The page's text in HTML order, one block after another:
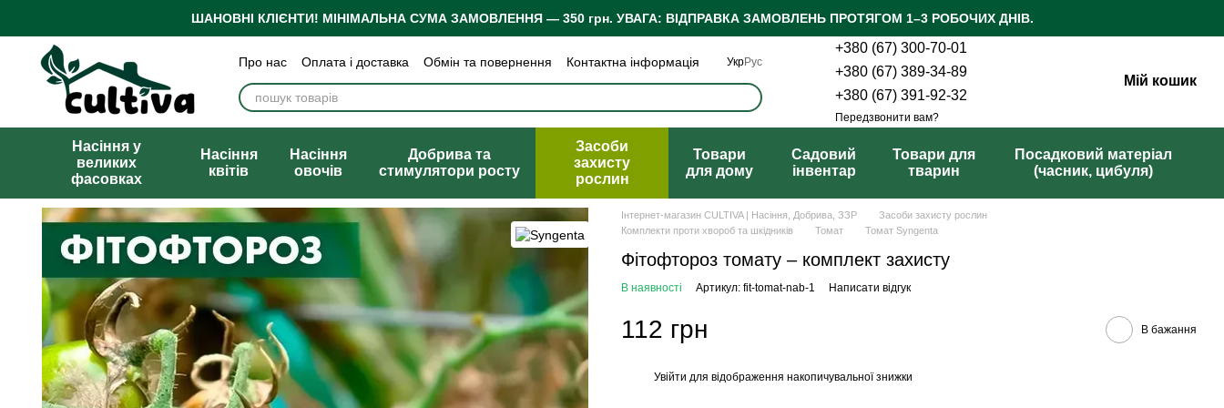
Перейти до основного контентуШАНОВНІ КЛІЄНТИ! МІНІМАЛЬНА СУМА ЗАМОВЛЕННЯ — 350 грн. УВАГА: ВІДПРАВКА ЗАМОВЛЕНЬ ПРОТЯГОМ 1–3 РОБОЧИХ ДНІВ.
Про нас Оплата і доставка Обмін та повернення
Контактна інформація
Бренди
Блог Політика конфіденційності
Відгуки про магазин
Публічна оферта
УкрРус
+380 (67) 300-70-01
+380 (67) 389-34-89
+380 (67) 391-92-32
Передзвонити вам?
Мій кошик
Насіння у
великих
фасовках
Насіння
квітів
Насіння
овочів
Добрива та
стимулятори росту
Засоби
захисту
рослин
Товари
для дому
Садовий
інвентар
Товари для
тварин
Посадковий матеріал
(часник, цибуля)
Інтернет-магазин CULTIVA | Насіння, Добрива, ЗЗР
Засоби захисту рослин
Комплекти проти хвороб та шкідників
Томат Томат Syngenta
Фітофтороз томату – комплект захисту
В наявності Артикул: fit-tomat-nab-1 Написати відгук
112 грн В бажання
Увійти для відображення накопичувальної знижки